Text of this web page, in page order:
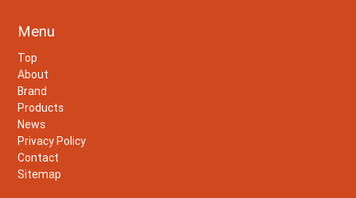
Menu
Top
About
Brand
Products
News
Privacy Policy
Contact
Sitemap